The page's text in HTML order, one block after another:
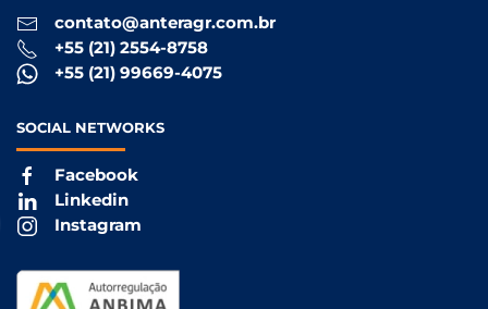
contato@anteragr.com.br
+55 (21) 2554-8758
+55 (21) 99669-4075
SOCIAL NETWORKS
Facebook
Linkedin
Instagram